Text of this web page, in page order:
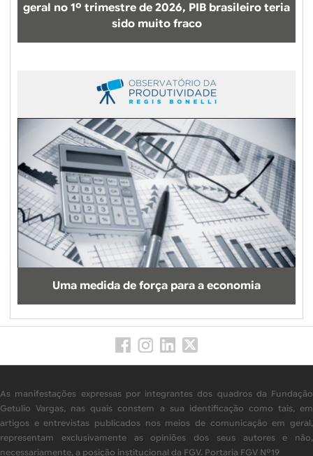
geral no 1º trimestre de 2026, PIB brasileiro teria
sido muito fraco
Uma medida de força para a economia
As manifestações expressas por integrantes dos quadros da Fundação
Getulio Vargas, nas quais constem a sua identificação como tais, em
artigos e entrevistas publicados nos meios de comunicação em geral,
representam exclusivamente as opiniões dos seus autores e não,
necessariamente, a posição institucional da FGV. Portaria FGV Nº19